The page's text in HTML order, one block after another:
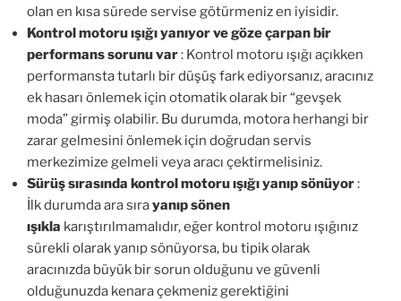
olan en kısa sürede servise götürmeniz en iyisidir.
Kontrol motoru ışığı yanıyor ve göze çarpan bir
performans sorunu var: Kontrol motoru ışığı açıkken
performansta tutarlı bir düşüş fark ediyorsanız, aracınız
ek hasarı önlemek için otomatik olarak bir “gevşek
moda” girmiş olabilir. Bu durumda, motora herhangi bir
zarar gelmesini önlemek için doğrudan servis
merkezimize gelmeli veya aracı çektirmelisiniz.
Sürüş sırasında kontrol motoru ışığı yanıp sönüyor:
İlk durumda ara sırayanıp sönen
ışıkla karıştırılmamalıdır, eğer kontrol motoru ışığınız
sürekli olarak yanıp sönüyorsa, bu tipik olarak
aracınızda büyük bir sorun olduğunu ve güvenli
olduğunuzda kenara çekmeniz gerektiğini